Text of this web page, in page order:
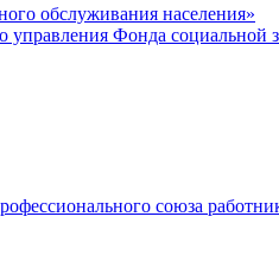
обслуживания населения»
Фонда социальной
союза